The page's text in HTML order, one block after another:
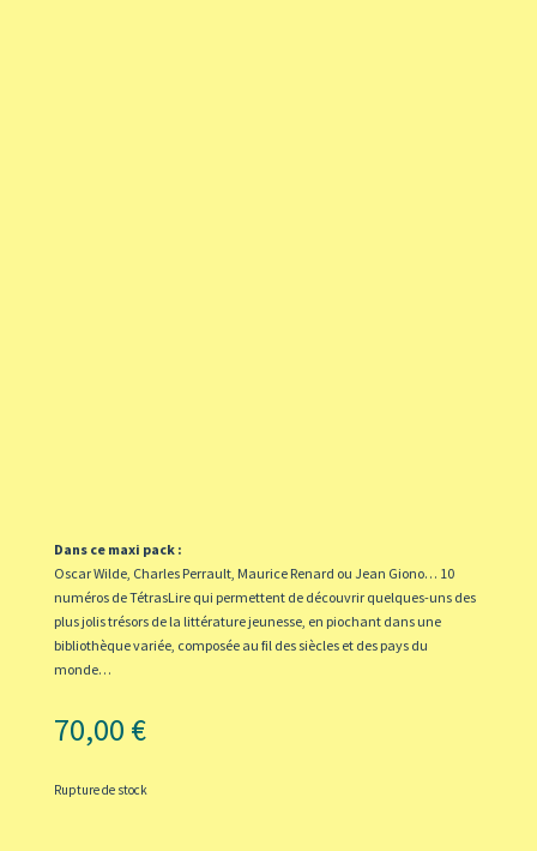
Dans ce maxi pack :
Oscar Wilde, Charles Perrault, Maurice Renard ou Jean Giono… 10
numéros de TétrasLire qui permettent de découvrir quelques-uns des
plus jolis trésors de la littérature jeunesse, en piochant dans une
bibliothèque variée, composée au fil des siècles et des pays du
monde…
70,00 €
Rupture de stock